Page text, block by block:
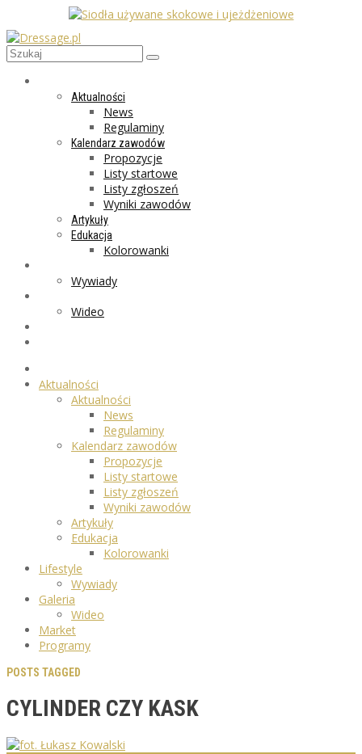
Aktualności
News
Regulaminy
Kalendarz zawodów
Propozycje
Listy startowe
Listy zgłoszeń
Wyniki zawodów
Artykuły
Edukacja
Kolorowanki
Wywiady
Wideo
Aktualności
Aktualności
News
Regulaminy
Kalendarz zawodów
Propozycje
Listy startowe
Listy zgłoszeń
Wyniki zawodów
Artykuły
Edukacja
Kolorowanki
Lifestyle
Wywiady
Galeria
Wideo
Market
Programy
POSTS TAGGED
CYLINDER CZY KASK